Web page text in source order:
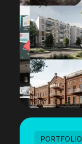
PORTFOLIO